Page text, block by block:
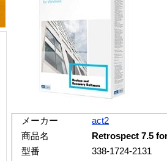
メーカー
act2
商品名
Retrospect 7.5
型番
338-1724-2131